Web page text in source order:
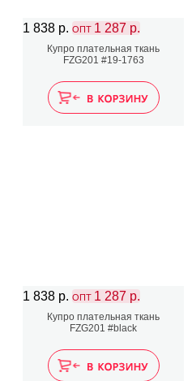
1 838 р. ОПТ 1 287 р.
Купро плательная ткань
FZG201 #19-1763
1 838 р. ОПТ 1 287 р.
Купро плательная ткань
FZG201 #black